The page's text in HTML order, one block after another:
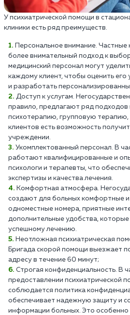
У психиатрической помощи в
клиники есть ряд преимуществ.
Персональное внимание. Частные
более внимательный подход к
медицинский персонал могут
каждому клиент, чтобы оценить его
и разработать
Доступ к услугам.
правило, предлагают ряд
психотерапию, групповую терапию,
клиентов есть возможность
учреждении.
Укомплектованный персонал. В
работают квалифицированные и
психологи и терапевты, что
экспертизы и качества лечения.
Комфортная атмосфера.
создают для больных комфортные и
одноместные номера, приятные
дополнительные удобства,
успешному лечению.
Неотложная психиатрическая
Бригада скорой помощи выезжает
адресу в течение 60 минут;
Строгая конфиденциальность. В
предоставлении психиатрической
соблюдается политика
обеспечивает надежную защиту и
информации больных. Это